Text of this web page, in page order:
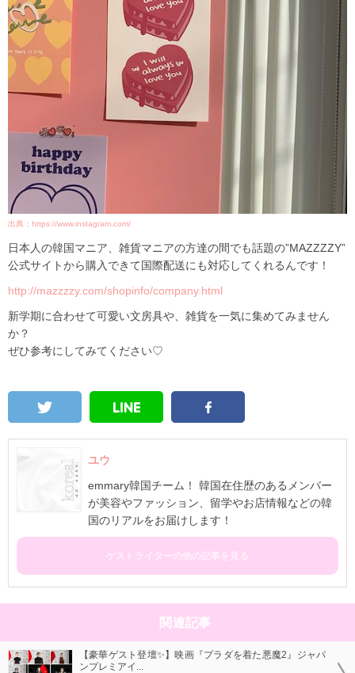
出典：https://www.instagram.com/
日本人の韓国マニア、雑貨マニアの方達の間でも話題の”MAZZZZY”
公式サイトから購入できて国際配送にも対応してくれるんです！
http://mazzzzy.com/shopinfo/company.html
新学期に合わせて可愛い文房具や、雑貨を一気に集めてみません
か？
ぜひ参考にしてみてください♡
ユウ
emmary韓国チーム！ 韓国在住歴のあるメンバー
が美容やファッション、留学やお店情報などの韓
国のリアルをお届けします！
ゲストライターの他の記事を見る
関連記事
【豪華ゲスト登壇✨】映画『プラダを着た悪魔2』ジャパ
ンプレミアイ...